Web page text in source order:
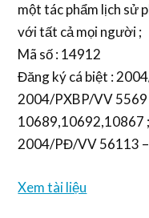
một tác phẩm lịch sử
với tất cả mọi người ;
Mã số : 14912
Đăng ký cá biệt :
2004/PXBP/VV
10689,10692,10867
2004/PĐ/VV 56113
Xem tài liệu